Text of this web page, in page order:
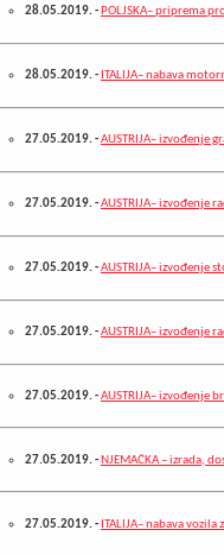
28.05.2019.-POLJSKA– priprema
28.05.2019.-ITALIJA– nabava
27.05.2019.-AUSTRIJA– izvođenje
27.05.2019.-AUSTRIJA– izvođenje
27.05.2019.-AUSTRIJA– izvođenje
27.05.2019.-AUSTRIJA– izvođenje
27.05.2019.-AUSTRIJA– izvođenje
27.05.2019.- NJEMAČKA – izrada,
27.05.2019.- ITALIJA– nabava